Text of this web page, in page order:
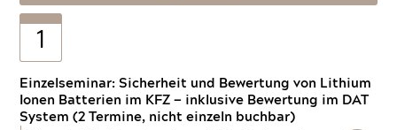
1
Einzelseminar: Sicherheit und Bewertung von Lithium
Ionen Batterien im KFZ — inklusive Bewertung im DAT
System (2 Termine, nicht einzeln buchbar)